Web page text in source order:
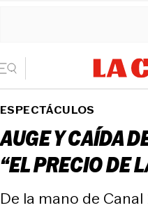
ESPECTÁCULOS
AUGE Y CAÍDA
“EL PRECIO DE
De la mano de